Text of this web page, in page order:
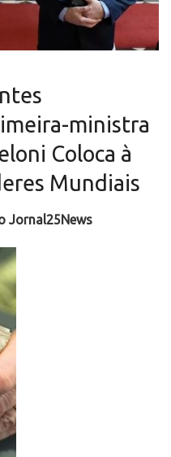
ministra
Coloca à
Mundiais
Jornal25News